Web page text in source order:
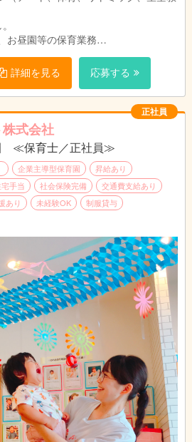
お昼園等の保育業務
や年間イベントが少ないのも特徴！
タル化して効率化を図っているため持
変更なし）
詳細を見る 応募する
正社員
式会社
≪保育士／正社員≫
企業主導型保育園
昇給あり
手当 社会保険完備
交通費支給あり
あり 未経験OK
制服貸与